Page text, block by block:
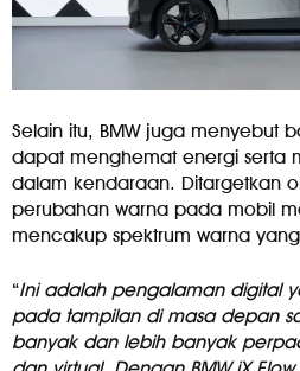
Selain itu, BMW juga menyebut
dapat menghemat energi serta
dalam kendaraan. Ditargetkan
perubahan warna pada mobil
mencakup spektrum warna
“Ini adalah pengalaman digital
pada tampilan di masa depan
banyak dan lebih banyak